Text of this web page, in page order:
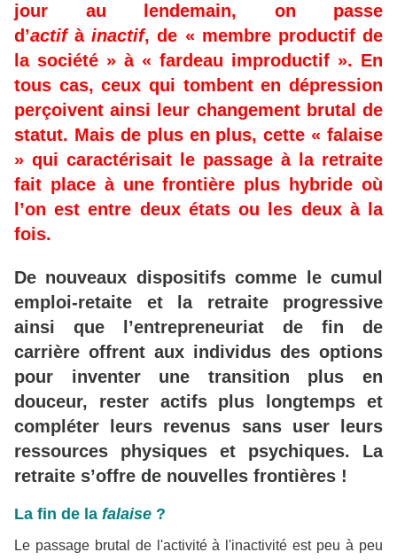
jour au lendemain, on passe
d’actifàinactif, de « membre productif de
la société » à « fardeau improductif ». En
tous cas, ceux qui tombent en dépression
perçoivent ainsi leur changement brutal de
statut. Mais de plus en plus, cette « falaise
» qui caractérisait le passage à la retraite
fait place à une frontière plus hybride où
l’on est entre deux états ou les deux à la
fois.
De nouveaux dispositifs comme le cumul
emploi-retaite et la retraite progressive
ainsi que l’entrepreneuriat de fin de
carrière offrent aux individus des options
pour inventer une transition plus en
douceur, rester actifs plus longtemps et
compléter leurs revenus sans user leurs
ressources physiques et psychiques. La
retraite s’offre de nouvelles frontières !
La fin de la falaise ?
Le passage brutal de l'activité à l'inactivité est peu à peu